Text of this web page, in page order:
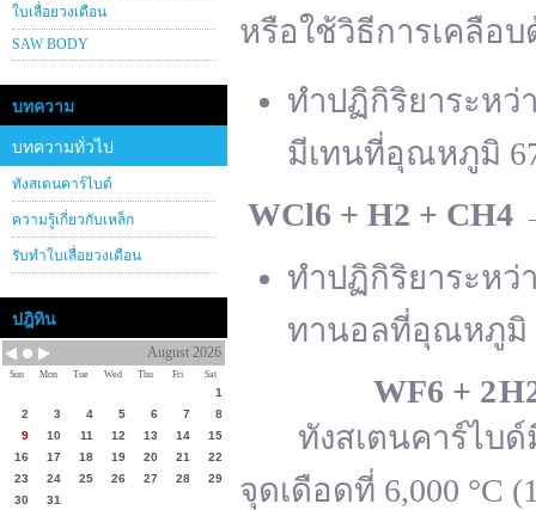
ใบเลื่อยวงเดือน
SAW BODY
บทความ
บทความทั่วไป
ทังสเตนคาร์ไบด์
ความรู้เกี่ยวกับเหล็ก
รับทำใบเลื่อยวงเดือน
ปฎิทิน
August 2026
Sun Mon Tue Wed Thu Fri Sat
1
2
3 4 5 6 7
8
9
10 11 12 13 14
15
16
17 18 19 20 21
22
23
24 25 26 27 28
29
30
31
หรือใช้วิธีการเคลือบ
ทำปฏิกิริยาระหว่
มีเทนที่อุณหภูมิ
WCl6 + H2 + CH4
ทำปฏิกิริยาระหว่
ทานอลที่อุณหภูมิ
WF6 + 2 H
ทังสเตนคาร์ไบด์มี
จุดเดือดที่ 6,000 °C